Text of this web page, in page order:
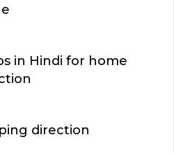
in Hindi for home
direction